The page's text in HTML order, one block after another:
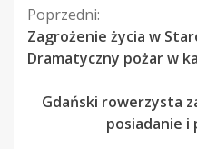
Kontynuuj
czytanie
Poprzedni:
Zagrożenie życia w
Dramatyczny pożar w
Gdański rowerzysta
posiadanie i